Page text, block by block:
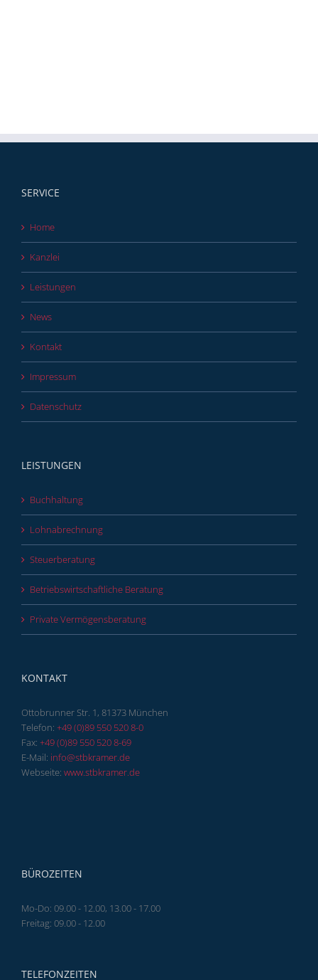
SERVICE
Home
Kanzlei
Leistungen
News
Kontakt
Impressum
Datenschutz
LEISTUNGEN
Buchhaltung
Lohnabrechnung
Steuerberatung
Betriebswirtschaftliche Beratung
Private Vermögensberatung
KONTAKT
Ottobrunner Str. 1, 81373 München
Telefon: +49 (0)89 550 520 8-0
Fax: +49 (0)89 550 520 8-69
E-Mail: info@stbkramer.de
Webseite: www.stbkramer.de
BÜROZEITEN
Mo-Do: 09.00 - 12.00, 13.00 - 17.00
Freitag: 09.00 - 12.00
TELEFONZEITEN